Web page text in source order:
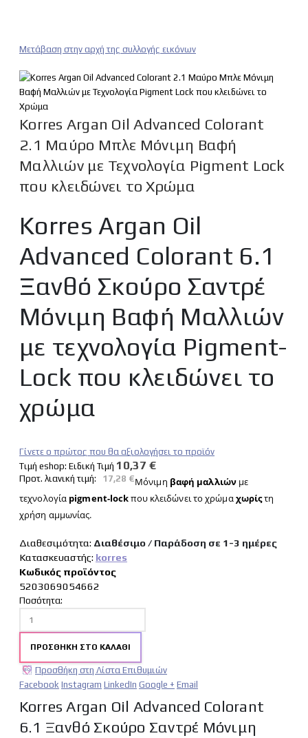
Μετάβαση στην αρχή της συλλογής εικόνων
Korres Argan Oil Advanced Colorant
2.1 Μαύρο Μπλε Μόνιμη Βαφή
Μαλλιών με Τεχνολογία Pigment Lock
που κλειδώνει το Χρώμα
Korres Argan Oil
Advanced Colorant 6.1
Ξανθό Σκούρο Σαντρέ
Μόνιμη Βαφή Μαλλιών
με τεχνολογία Pigment-
Lock που κλειδώνει το
χρώμα
Γίνετε ο πρώτος που θα αξιολογήσει το προϊόν
Tιμή eshop: Ειδική Τιμή 10,37 €
Προτ. λιανική τιμή: 17,28 €Μόνιμη βαφή μαλλιών με
τεχνολογία pigment-lockπου κλειδώνει το χρώμα χωρίςτη
χρήση αμμωνίας.
Διαθεσιμότητα: Διαθέσιμο / Παράδοση σε 1-3 ημέρες
Κατασκευαστής: korres
Κωδικός προϊόντος
5203069054662
Ποσότητα:
ΠΡΟΣΘΉΚΗ ΣΤΟ ΚΑΛΆΘΙ
Προσθήκη στη Λίστα Επιθυμιών
Facebook Instagram LinkedIn Google + Email
Korres Argan Oil Advanced Colorant
6.1 Ξανθό Σκούρο Σαντρέ Μόνιμη